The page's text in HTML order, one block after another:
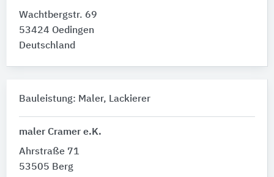
Wachtbergstr. 69
53424 Oedingen
Deutschland
Bauleistung: Maler, Lackierer
maler Cramer e.K.
Ahrstraße 71
53505 Berg